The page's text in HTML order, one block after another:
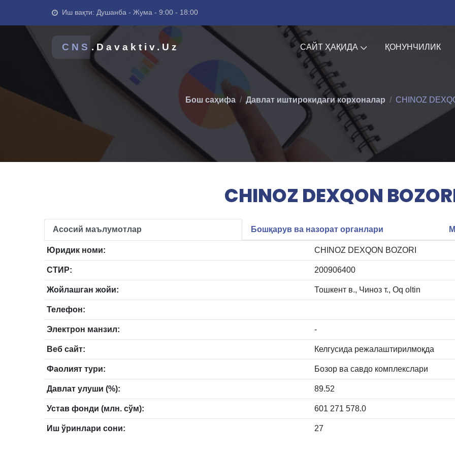
Иш вақти: Душанба - Жума - 9:00 - 18:00
CNS .Davaktiv.Uz САЙТ ҲАҚИДА ҚОНУНЧИЛИК
Бош саҳифа Давлат иштирокидаги корхоналар CHINOZ
CHINOZ DEXQON
Асосий маълумотлар Бошқарув ва назорат органлари
Юридик номи: CHINOZ DEXQON BOZORI
СТИР: 200906400
Жойлашган жойи: Тошкент в., Чиноз т., Oq oltin
Телефон:
Электрон манзил: -
Веб сайт: Келгусида режалаштирилмоқда
Фаолият тури: Бозор ва савдо комплекслари
Давлат улуши (%): 89.52
Устав фонди (млн. сўм): 601 271 578.0
Иш ўринлари сони: 27